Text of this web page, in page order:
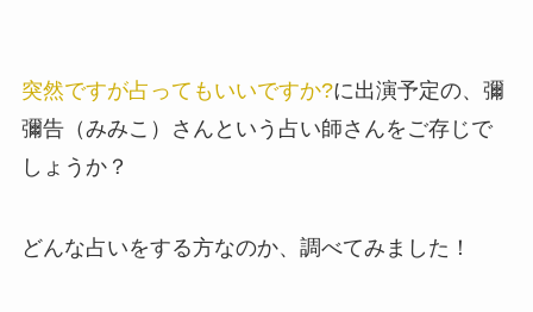
突然ですが占ってもいいですか?に出演予定の、彌
彌告（みみこ）さんという占い師さんをご存じで
しょうか？
どんな占いをする方なのか、調べてみました！